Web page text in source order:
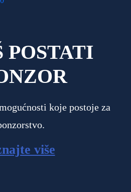
POSTATI
koje postoje za
više